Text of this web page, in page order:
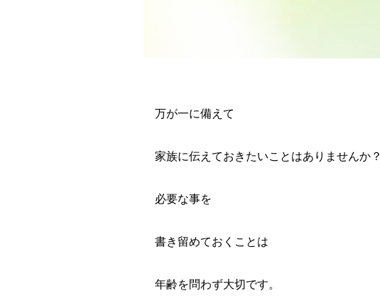
万が一に備えて
家族に伝えておきたいことはありませんか？
必要な事を
書き留めておくことは
年齢を問わず大切です。